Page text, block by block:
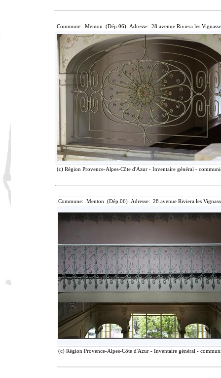
Commune: Menton (Dép.06) Adresse: 28 avenue Riviera les
(c) Région Provence-Alpes-Côte d'Azur - Inventaire général -
Commune: Menton (Dép.06) Adresse: 28 avenue Riviera les
(c) Région Provence-Alpes-Côte d'Azur - Inventaire général -